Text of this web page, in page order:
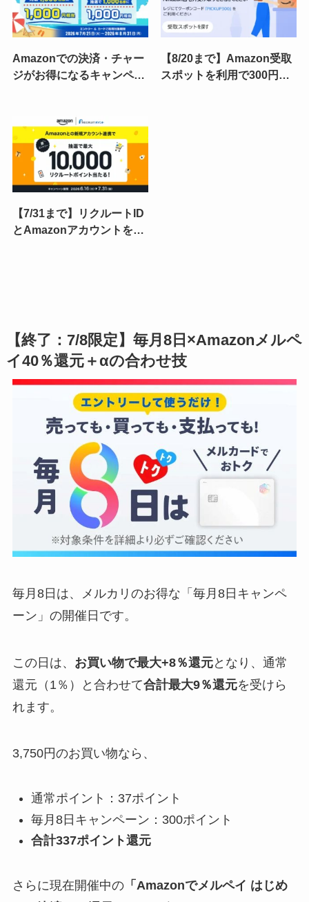
Amazonでの決済・チャー
ジがお得になるキャンペー
還元／ファミマカードで先
着1000円相当還元 他
【8/20まで】Amazon受取
スポットを利用で300円
【7/31まで】リクルートID
とAmazonアカウントを連
【終了：7/8限定】毎月8日×Amazonメルペ
イ40％還元＋αの合わせ技
毎月8日は、メルカリのお得な「毎月8日キャンペ
ーン」の開催日です。
この日は、 お買い物で最大+8％還元となり、通常
還元（1％）と合わせて合計最大9％還元を受けら
れます。
3,750円のお買い物なら、
通常ポイント：37ポイント
毎月8日キャンペーン：300ポイント
合計337ポイント還元
さらに現在開催中の「Amazonでメルペイ はじめ